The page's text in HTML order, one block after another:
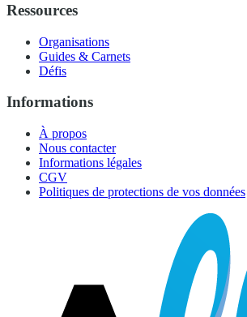
Ressources
Organisations
Guides & Carnets
Défis
Informations
À propos
Nous contacter
Informations légales
CGV
Politiques de protections de vos données